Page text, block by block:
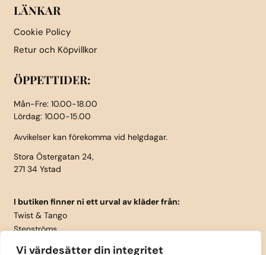
Vi värdesätter din integritet
LÄNKAR
Cookie Policy
Retur och Köpvillkor
ÖPPETTIDER:
Mån-Fre: 10.00-18.00
Lördag: 10.00-15.00
Avvikelser kan förekomma vid helgdagar.
Stora Östergatan 24,
271 34 Ystad
I butiken finner ni ett urval av kläder från:
Twist & Tango
Stenströms